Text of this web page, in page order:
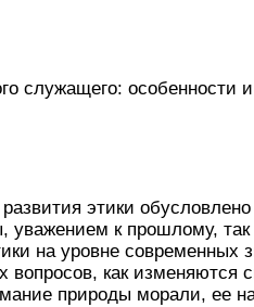
служащего: особенности
этики
уважением к прошлому,
на уровне современных
вопросов, как
природы морали, ее